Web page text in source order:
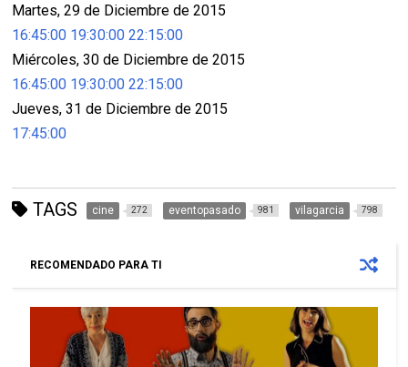
Martes, 29 de Diciembre de 2015
16:45:00 19:30:0022:15:00
Miércoles, 30 de Diciembre de 2015
16:45:00 19:30:0022:15:00
Jueves, 31 de Diciembre de 2015
17:45:00
TAGS cine 272 eventopasado 981 vilagarcia 798
RECOMENDADO PARA TI